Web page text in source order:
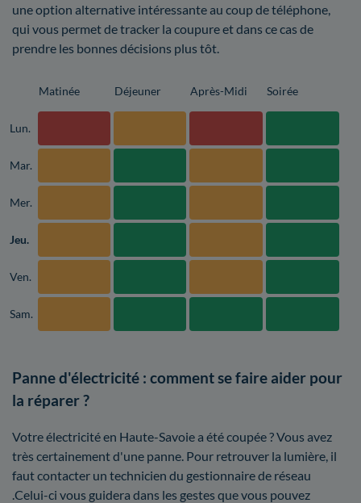
une option alternative intéressante au coup de téléphone,
qui vous permet de tracker la coupure et dans ce cas de
prendre les bonnes décisions plus tôt.
Matinée Déjeuner Après-Midi Soirée
Lun.
Mar.
Mer.
Jeu.
Ven.
Sam.
Panne d'électricité : comment se faire aider pour
la réparer ?
Votre électricité en Haute-Savoie a été coupée ? Vous avez
très certainement d'une panne. Pour retrouver la lumière, il
faut contacter un technicien du gestionnaire de réseau
.Celui-ci vous guidera dans les gestes que vous pouvez